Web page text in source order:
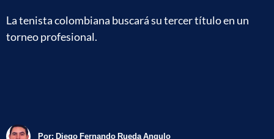
La tenista colombiana buscará su tercer título en un
torneo profesional.
Por: Diego Fernando Rueda Angulo